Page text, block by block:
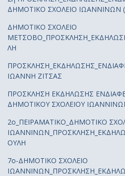
ΔΗΜΟΤΙΚΟ ΣΧΟΛΕΙΟ ΙΩΑΝΝΙΝΩΝ
ΔΗΜΟΤΙΚΟ ΣΧΟΛΕΙΟ
ΛΗ
ΙΩΑΝΝΗ ΖΙΤΣΑΣ
ΠΡΟΣΚΛΗΣΗ ΕΚΔΗΛΩΣΗΣ
ΔΗΜΟΤΙΚΟΥ ΣΧΟΛΕΙΟΥ
2ο_ΠΕΙΡΑΜΑΤΙΚΟ_ΔΗΜΟΤΙΚΟ
ΟΥΛΗ
7ο-ΔΗΜΟΤΙΚΟ ΣΧΟΛΕΙΟ